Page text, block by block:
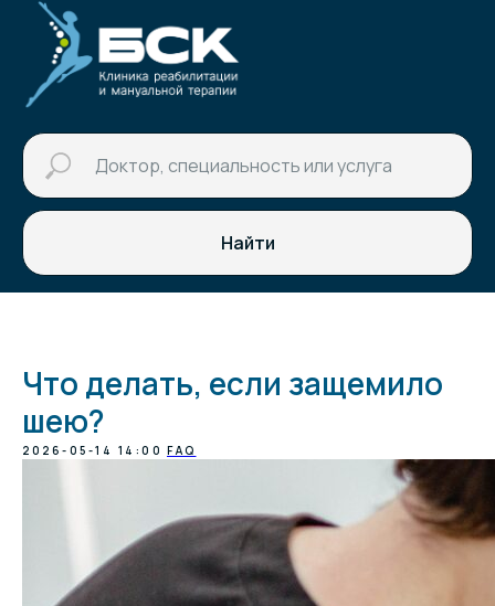
Найти
Что делать, если защемило
шею?
2026-05-14 14:00 FAQ